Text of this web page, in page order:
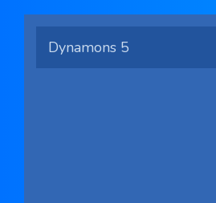
Dynamons 5